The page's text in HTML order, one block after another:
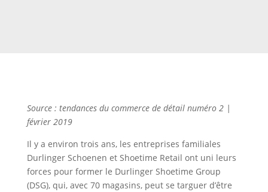
Source : tendances du commerce de détail numéro 2 |
février 2019
Il y a environ trois ans, les entreprises familiales
Durlinger Schoenen et Shoetime Retail ont uni leurs
forces pour former le Durlinger Shoetime Group
(DSG), qui, avec 70 magasins, peut se targuer d’être